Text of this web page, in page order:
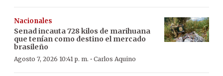
Nacionales
Senad incauta 728 kilos de marihuana
que tenían como destino el mercado
brasileño
Agosto 7, 2026 10:41 p. m. · Carlos Aquino